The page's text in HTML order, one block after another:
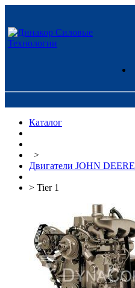
Каталог
>
Двигатели JOHN DEERE
> Tier 1